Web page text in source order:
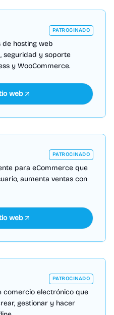
PATROCINADO
hosting web
seguridad y soporte
y WooCommerce.
web
PATROCINADO
para eCommerce que
aumenta ventas con
web
PATROCINADO
comercio electrónico que
gestionar y hacer